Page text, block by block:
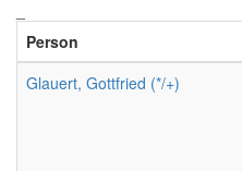
Person
Glauert, Gottfried (*/+)